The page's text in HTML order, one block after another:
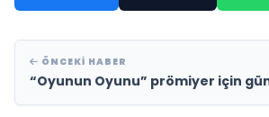
ÖNCEKI HABER
“Oyunun Oyunu” prömiyer için